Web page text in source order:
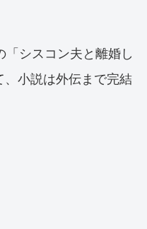
シスコン夫と離婚し
小説は外伝まで完結